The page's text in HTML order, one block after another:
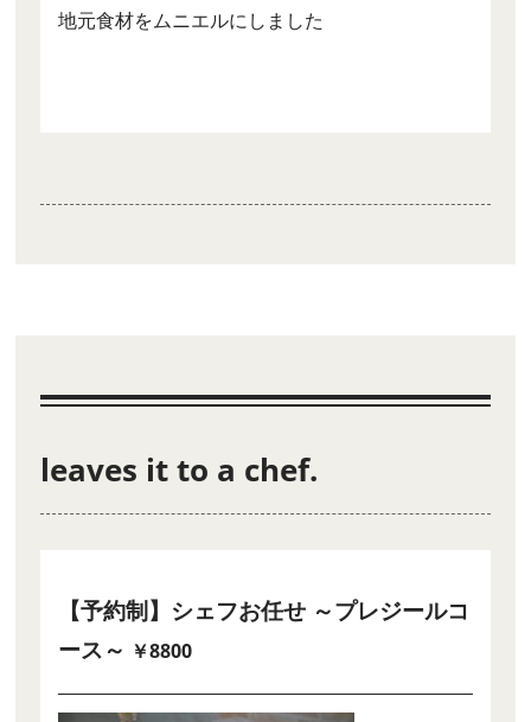
地元食材をムニエルにしました
leaves it to a chef.
【予約制】シェフお任せ ～プレジールコ
ース～ ￥8800